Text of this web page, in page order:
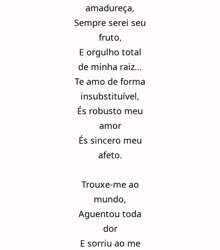
amadureça,
Sempre serei seu
fruto,
E orgulho total
de minha raiz...
Te amo de forma
insubstituível,
És robusto meu
amor
És sincero meu
afeto.
Trouxe-me ao
mundo,
Aguentou toda
dor
E sorriu ao me